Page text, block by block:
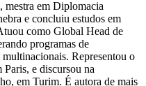
mestra em Diplomacia
e concluiu estudos em
como Global Head de
programas de
Representou o
e discursou na
em Turim. É autora de mais